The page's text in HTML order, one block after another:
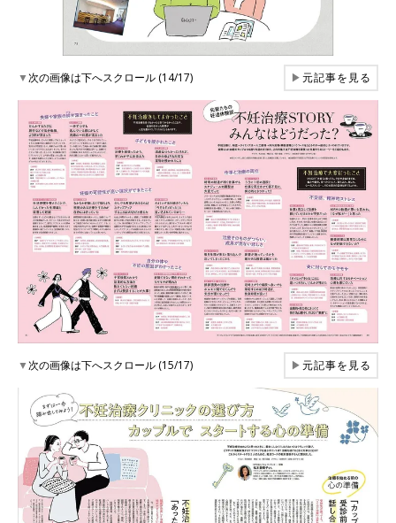
▼次の画像は下へスクロール (14/17) ▶元記事を見る
▼次の画像は下へスクロール (15/17) ▶元記事を見る